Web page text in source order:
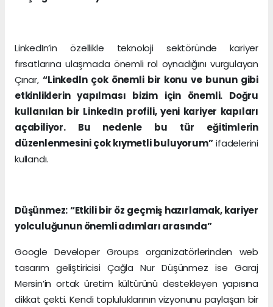
LinkedIn’in özellikle teknoloji sektöründe kariyer
fırsatlarına ulaşmada önemli rol oynadığını vurgulayan
Çınar,“Linkedln çok önemli bir konu ve bunun gibi
etkinliklerin yapılması bizim için önemli. Doğru
kullanılan bir LinkedIn profili, yeni kariyer kapıları
açabiliyor. Bu nedenle bu tür eğitimlerin
düzenlenmesini çok kıymetli buluyorum”ifadelerini
kullandı.
Düşünmez: “Etkili bir öz geçmiş hazırlamak, kariyer
yolculuğunun önemli adımları arasında”
Google Developer Groups organizatörlerinden web
tasarım geliştiricisi Çağla Nur Düşünmez ise Garaj
Mersin’in ortak üretim kültürünü destekleyen yapısına
dikkat çekti. Kendi topluluklarının vizyonunu paylaşan bir